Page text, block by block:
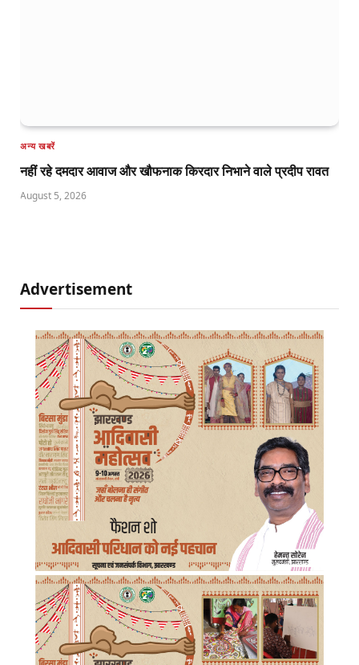
अन्य खबरें
नहीं रहे दमदार आवाज और खौफनाक किरदार निभाने वाले प्रदीप रावत
August 5, 2026
Advertisement